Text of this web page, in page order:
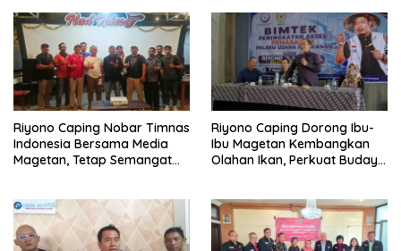
Riyono Caping Nobar Timnas
Indonesia Bersama Media
Magetan, Tetap Semangat
Riyono Caping Dorong Ibu-
Ibu Magetan Kembangkan
Olahan Ikan, Perkuat Budaya